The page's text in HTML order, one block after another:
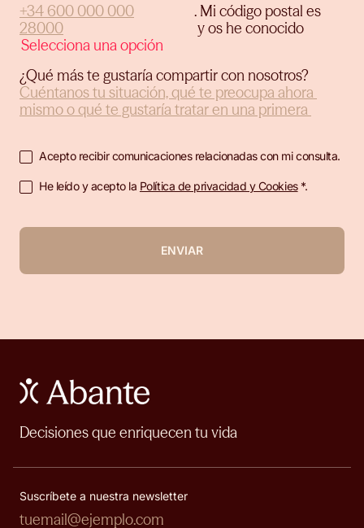
. Mi código postal es
y os he conocido
¿Qué más te gustaría compartir con nosotros?
Acepto recibir comunicaciones relacionadas con mi consulta.
He leído y acepto la Política de privacidad y Cookies*.
ENVIAR
Decisiones que enriquecen tu vida
Suscríbete a nuestra newsletter